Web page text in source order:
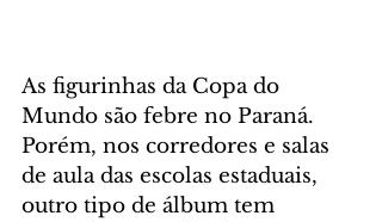
As figurinhas da Copa do
Mundo são febre no Paraná.
Porém, nos corredores e salas
de aula das escolas estaduais,
outro tipo de álbum tem